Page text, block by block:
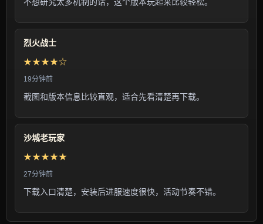
烈火战士
★★★★☆
19分钟前
截图和版本信息比较直观，适合先看清楚再下载。
沙城老玩家
★★★★★
27分钟前
下载入口清楚，安装后进服速度很快，活动节奏不错。